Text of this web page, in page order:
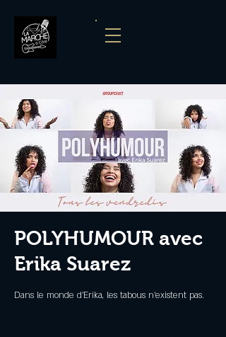
POLYHUMOUR avec
Erika Suarez
Dans le monde d'Erika, les tabous n'existent pas.